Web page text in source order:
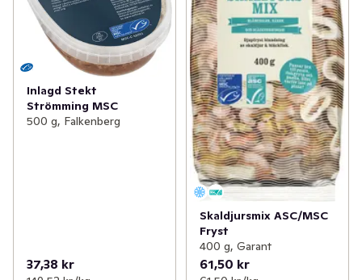
Inlagd Stekt
Strömming MSC
500 g, Falkenberg
37,38 kr
Skaldjursmix ASC/MSC
Fryst
400 g, Garant
61,50 kr